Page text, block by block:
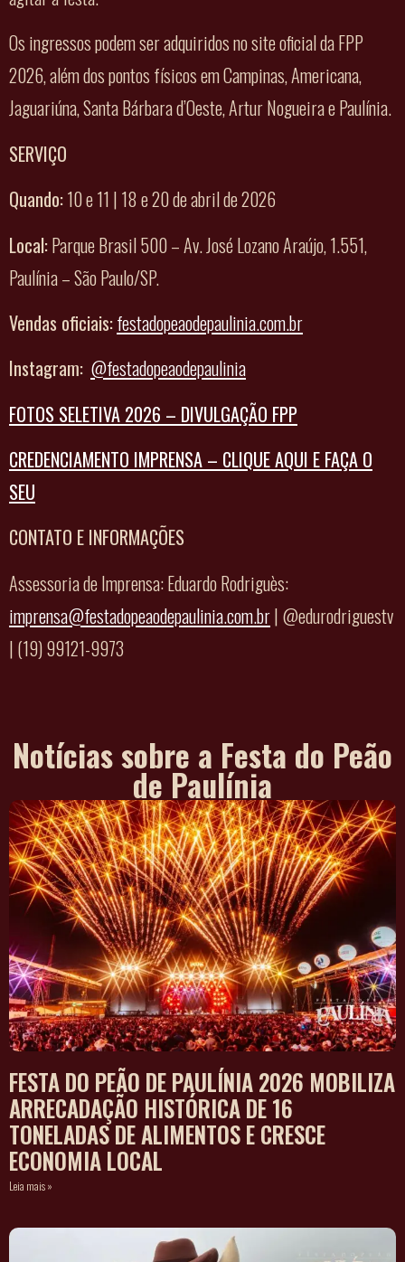
Os ingressos podem ser adquiridos no site oficial da FPP
2026, além dos pontos físicos em Campinas, Americana,
Jaguariúna, Santa Bárbara d’Oeste, Artur Nogueira e Paulínia.
SERVIÇO
Quando:10 e 11 | 18 e 20 de abril de 2026
Local:Parque Brasil 500 – Av. José Lozano Araújo, 1.551,
Paulínia – São Paulo/SP.
Vendas oficiais:festadopeaodepaulinia.com.br
Instagram: @festadopeaodepaulinia
FOTOS SELETIVA 2026 – DIVULGAÇÃO FPP
CREDENCIAMENTO IMPRENSA – CLIQUE AQUI E FAÇA O
SEU
CONTATO E INFORMAÇÕES
Assessoria de Imprensa: Eduardo Rodriguès:
imprensa@festadopeaodepaulinia.com.br| @edurodriguestv
| (19) 99121-9973
Notícias sobre a Festa do Peão
de Paulínia
FESTA DO PEÃO DE PAULÍNIA 2026 MOBILIZA
ARRECADAÇÃO HISTÓRICA DE 16
TONELADAS DE ALIMENTOS E CRESCE
ECONOMIA LOCAL
Leia mais »